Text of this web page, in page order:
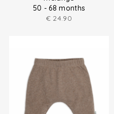
50 - 68 months
€ 24.90